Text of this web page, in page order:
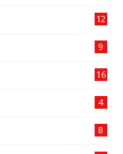
12
9
16
4
8